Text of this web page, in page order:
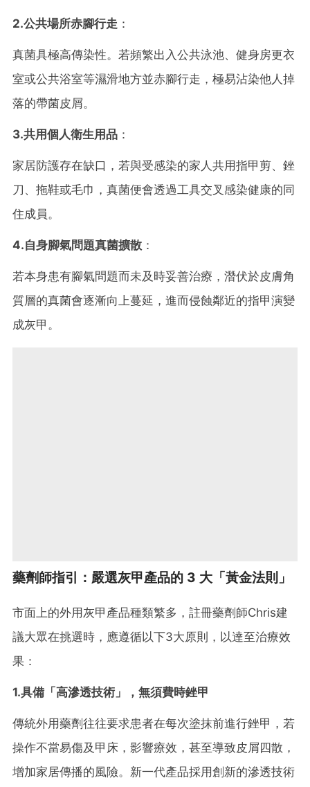
2.公共場所赤腳行走 ：
真菌具極高傳染性。若頻繁出入公共泳池、健身房更衣
室或公共浴室等濕滑地方並赤腳行走，極易沾染他人掉
落的帶菌皮屑。
3.共用個人衛生用品 ：
家居防護存在缺口，若與受感染的家人共用指甲剪、銼
刀、拖鞋或毛巾，真菌便會透過工具交叉感染健康的同
住成員。
4.自身腳氣問題真菌擴散 ：
若本身患有腳氣問題而未及時妥善治療，潛伏於皮膚角
質層的真菌會逐漸向上蔓延，進而侵蝕鄰近的指甲演變
成灰甲。
藥劑師指引：嚴選灰甲產品的 3 大「黃金法則」
市面上的外用灰甲產品種類繁多，註冊藥劑師Chris建
議大眾在挑選時，應遵循以下3大原則，以達至治療效
果：
1.具備「高滲透技術」，無須費時銼甲
傳統外用藥劑往往要求患者在每次塗抹前進行銼甲，若
操作不當易傷及甲床，影響療效，甚至導致皮屑四散，
增加家居傳播的風險。新一代產品採用創新的滲透技術